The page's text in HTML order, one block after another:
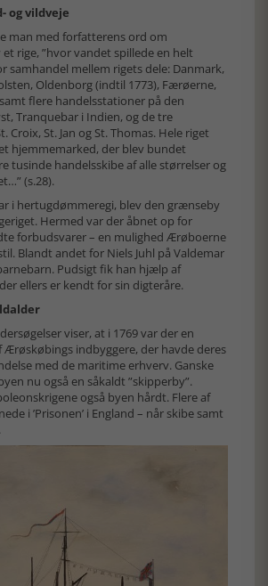
og vildveje
man med forfatterens ord om
rige, ”hvor vandet spillede en helt
samhandel mellem rigets dele: Danmark,
Oldenborg (indtil 1773), Færøerne,
flere handelsstationer på den
Tranquebar i Indien, og de tre
Croix, St. Jan og St. Thomas. Hele riget
hjemmemarked, der blev bundet
tusinde handelsskibe af alle størrelser og
(s.28).
i hertugdømmeregi, blev den grænseby
Hermed var der åbnet op for
forbudsvarer – en mulighed Ærøboerne
Blandt andet for Niels Juhl på Valdemar
Pudsigt fik han hjælp af
ellers er kendt for sin digteråre.
viser, at i 1769 var der en
Ærøskøbings indbyggere, der havde deres
med de maritime erhverv. Ganske
nu også en såkaldt ”skipperby”.
også byen hårdt. Flere af
i ’Prisonen’ i England – når skibe samt